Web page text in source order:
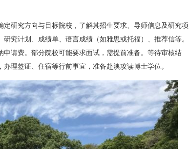
研究方向与目标院校，了解其招生要求、导师信息及研究项
究计划、成绩单、语言成绩（如雅思或托福）、推荐信等。
请费。部分院校可能要求面试，需提前准备。等待审核结
理签证、住宿等行前事宜，准备赴澳攻读博士学位。